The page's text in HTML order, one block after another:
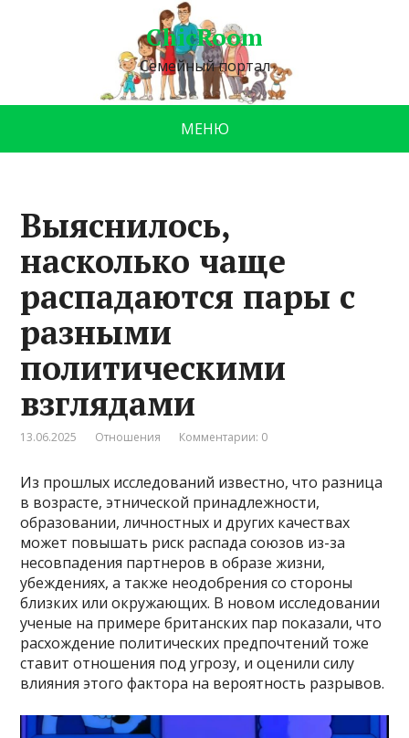
ChicRoom
Семейный портал
МЕНЮ
Выяснилось,
насколько чаще
распадаются пары с
разными
политическими
взглядами
13.06.2025 Отношения Комментарии: 0
Из прошлых исследований известно, что разница
в возрасте, этнической принадлежности,
образовании, личностных и других качествах
может повышать риск распада союзов из-за
несовпадения партнеров в образе жизни,
убеждениях, а также неодобрения со стороны
близких или окружающих. В новом исследовании
ученые на примере британских пар показали, что
расхождение политических предпочтений тоже
ставит отношения под угрозу, и оценили силу
влияния этого фактора на вероятность разрывов.